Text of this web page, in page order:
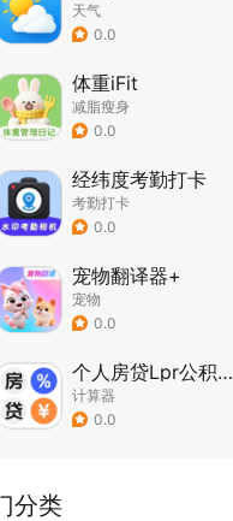
天气
0.0
体重iFit
减脂瘦身
0.0
经纬度考勤打卡
考勤打卡
0.0
宠物翻译器+
宠物
0.0
个人房贷Lpr公积金计算器
计算器
0.0
分类